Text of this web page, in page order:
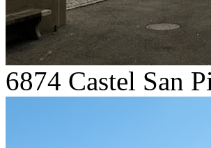
6874 Castel San